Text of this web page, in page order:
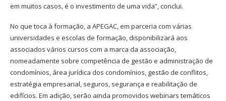
em muitos casos, é o investimento de uma vida”, conclui.
No que toca à formação, a APEGAC, em parceria com várias
universidades e escolas de formação, disponibilizará aos
associados vários cursos com a marca da associação,
nomeadamente sobre competência de gestão e administração de
condomínios, área jurídica dos condomínios, gestão de conflitos,
estratégia empresarial, seguros, segurança e reabilitação de
edifícios. Em adição, serão ainda promovidos webinars temáticos